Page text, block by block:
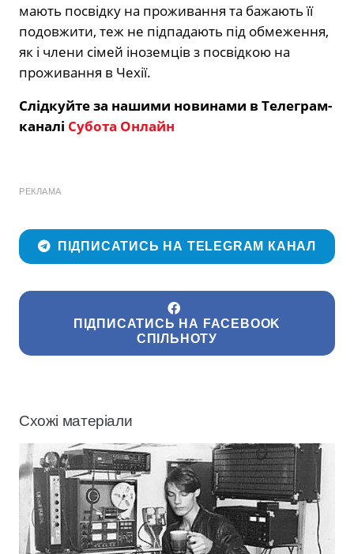
мають посвідку на проживання та бажають її
подовжити, теж не підпадають під обмеження,
як і члени сімей іноземців з посвідкою на
проживання в Чехії.
Слідкуйте за нашими новинами в Телеграм-
каналі Субота Онлайн
РЕКЛАМА
ПІДПИСАТИСЬ НА TELEGRAM КАНАЛ
ПІДПИСАТИСЬ НА FACEBOOK
СПІЛЬНОТУ
Схожі матеріали